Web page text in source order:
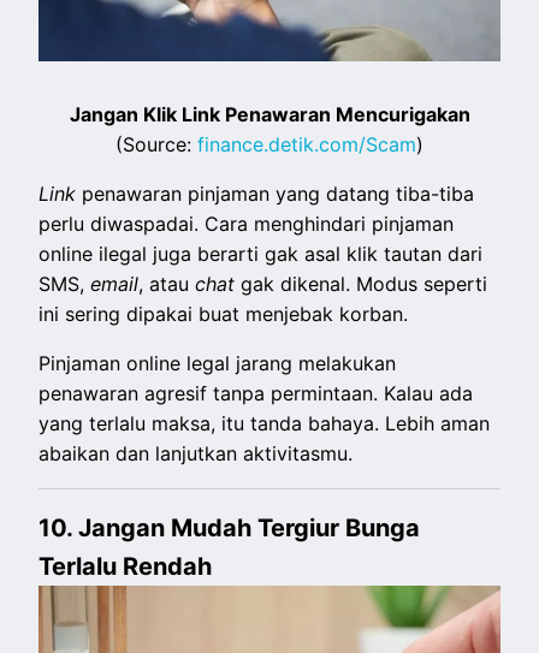
Jangan Klik Link Penawaran Mencurigakan
(Source: finance.detik.com/Scam)
Link penawaran pinjaman yang datang tiba-tiba
perlu diwaspadai. Cara menghindari pinjaman
online ilegal juga berarti gak asal klik tautan dari
SMS,email, atauchatgak dikenal. Modus seperti
ini sering dipakai buat menjebak korban.
Pinjaman online legal jarang melakukan
penawaran agresif tanpa permintaan. Kalau ada
yang terlalu maksa, itu tanda bahaya. Lebih aman
abaikan dan lanjutkan aktivitasmu.
10. Jangan Mudah Tergiur Bunga
Terlalu Rendah